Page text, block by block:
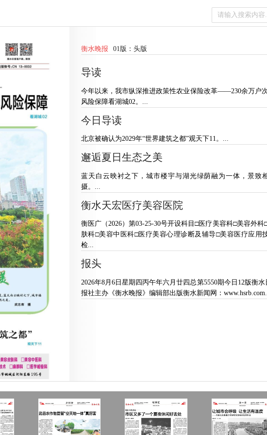
衡水晚报 01版： 头版
导读
今年以来，我市纵深推进政策性农业保险改革——230余万户
风险保障看湖城02。...
今日导读
北京被确认为2029年“世界建筑之都”观天下11。...
邂逅夏日生态之美
蓝天白云映衬之下，城市楼宇与湖光绿荫融为一体，景致
摄。...
衡水天宏医疗美容医院
衡医广（2026）第03-25-30号开设科目□医疗美容科□美容外科
肤科□美容中医科□医疗美容心理诊断及辅导□美容医疗应用
检...
报头
2026年8月6日星期四丙午年六月廿四总第5550期今日12版衡
报社主办《衡水晚报》编辑部出版衡水新闻网：